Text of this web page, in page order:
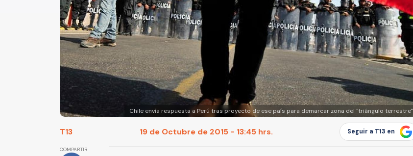
Chile envía respuesta a Perú tras proyecto de ese país para demarcar zona del "triángulo terrestre"
T13 19 de Octubre de 2015 - 13:45 hrs. Seguir a T13 en
COMPARTIR